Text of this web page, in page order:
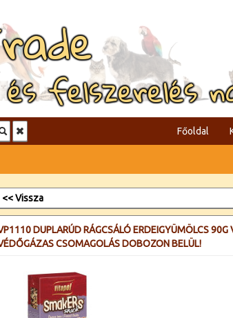
felszerelés
Főoldal
<< Vissza
DUPLARÚD RÁGCSÁLÓ ERDEIGYÜMÖLCS 90G
CSOMAGOLÁS DOBOZON BELÜL!